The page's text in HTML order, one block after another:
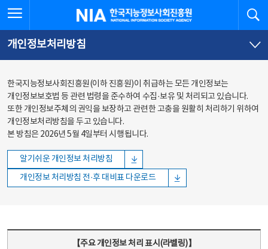
바로가기
바로가기
한국지능정보사회진흥원
개인정보처리방침
한국지능정보사회진흥원(이하 진흥원)이 취급하는 모든 개인정보는
개인정보보호법 등 관련 법령을 준수하여 수집·보유 및 처리되고 있습니다.
또한 개인정보주체의 권익을 보장하고 관련한 고충을 원활히 처리하기 위하여
개인정보처리방침을 두고 있습니다.
본 방침은 2026년 5월 4일부터 시행됩니다.
알기쉬운 개인정보 처리방침
개인정보 처리방침 전·후 대비표 다운로드
【주요 개인정보 처리 표시(라벨링)】